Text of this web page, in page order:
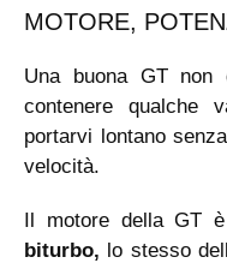
MOTORE,
Una buona GT
contenere qualche
portarvi lontano
velocità.
Il motore della GT è
biturbo, lo stesso